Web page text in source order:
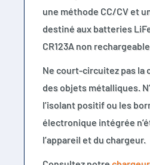
une méthode CC/CV et
destiné aux batteries
CR123A non
Ne court-circuitez pas la
des objets métalliques.
l’isolant positif ou les
électronique intégrée
l’appareil et du chargeur.